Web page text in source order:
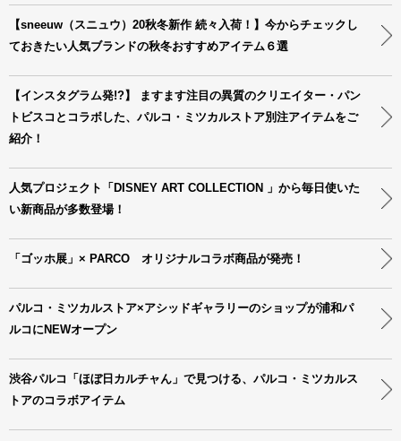
【sneeuw（スニュウ）20秋冬新作 続々入荷！】今からチェックし
ておきたい人気ブランドの秋冬おすすめアイテム６選
【インスタグラム発!?】 ますます注目の異質のクリエイター・パン
トビスコとコラボした、パルコ・ミツカルストア別注アイテムをご
紹介！
人気プロジェクト「DISNEY ART COLLECTION 」から毎日使いた
い新商品が多数登場！
「ゴッホ展」× PARCO オリジナルコラボ商品が発売！
パルコ・ミツカルストア×アシッドギャラリーのショップが浦和パ
ルコにNEWオープン
渋谷パルコ「ほぼ日カルチャん」で見つける、パルコ・ミツカルス
トアのコラボアイテム